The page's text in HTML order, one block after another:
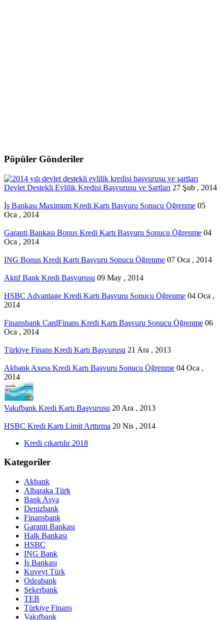
Pöpüler Gönderiler
Devlet Destekli Evlilik Kredisi Başvurusu ve Şartları 27 Şub , 2014
İş Bankası Maximum Kredi Kartı Başvuru Sonucu Öğrenme 05
Oca , 2014
Garanti Bankası Bonus Kredi Kartı Başvuru Sonucu Öğrenme 04
Oca , 2014
ING Bonus Kredi Kartı Başvuru Sonucu Öğrenme 07 Oca , 2014
Aktif Bank Kredi Başvurusu 09 May , 2014
HSBC Advantage Kredi Kartı Başvuru Sonucu Öğrenme 04 Oca ,
2014
Finansbank CardFinans Kredi Kartı Başvuru Sonucu Öğrenme 06
Oca , 2014
Türkiye Finans Kredi Kartı Başvurusu 21 Ara , 2013
Akbank Axess Kredi Kartı Başvuru Sonucu Öğrenme 04 Oca ,
2014
Vakıfbank Kredi Kartı Başvurusu 20 Ara , 2013
HSBC Kredi Kartı Limit Arttırma 20 Nis , 2014
Kredi çıkartılır 2018
Kategoriler
Akbank
Albaraka Türk
Bank Asya
Denizbank
Finansbank
Garanti Bankası
Halk Bankası
HSBC
ING Bank
İş Bankası
Kuveyt Türk
Odeabank
Şekerbank
TEB
Türkiye Finans
Vakıfbank